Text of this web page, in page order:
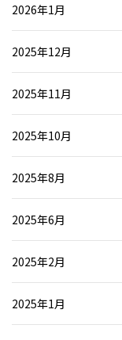
2026年1月
2025年12月
2025年11月
2025年10月
2025年8月
2025年6月
2025年2月
2025年1月